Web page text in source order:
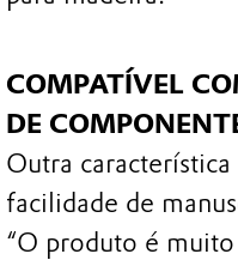
COMPATÍVEL
DE
Outra
facilidade de
“O produto é